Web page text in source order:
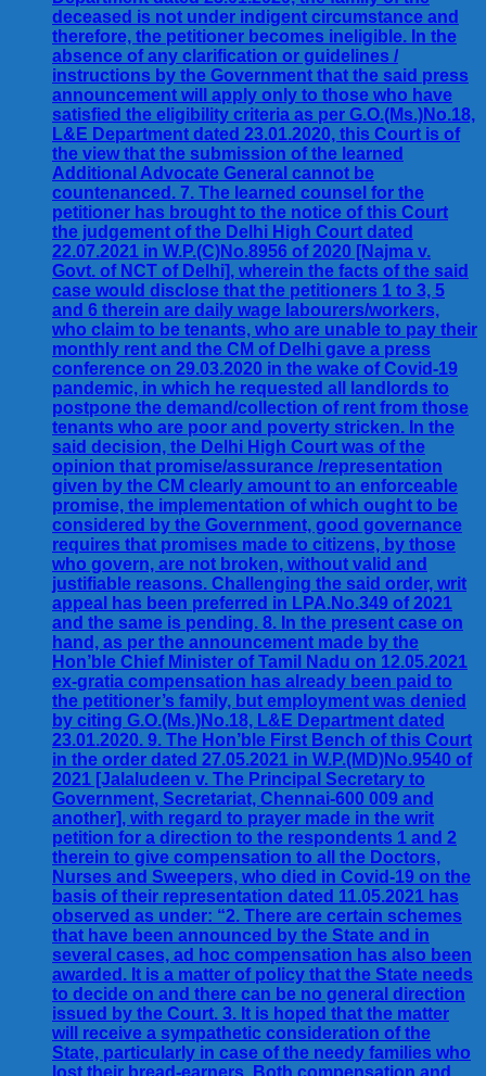
deceased is not under indigent circumstance and
therefore, the petitioner becomes ineligible. In the
absence of any clarification or guidelines /
instructions by the Government that the said press
announcement will apply only to those who have
satisfied the eligibility criteria as per G.O.(Ms.)No.18,
L&E Department dated 23.01.2020, this Court is of
the view that the submission of the learned
Additional Advocate General cannot be
countenanced. 7. The learned counsel for the
petitioner has brought to the notice of this Court
the judgement of the Delhi High Court dated
22.07.2021 in W.P.(C)No.8956 of 2020 [Najma v.
Govt. of NCT of Delhi], wherein the facts of the said
case would disclose that the petitioners 1 to 3, 5
and 6 therein are daily wage labourers/workers,
who claim to be tenants, who are unable to pay their
monthly rent and the CM of Delhi gave a press
conference on 29.03.2020 in the wake of Covid-19
pandemic, in which he requested all landlords to
postpone the demand/collection of rent from those
tenants who are poor and poverty stricken. In the
said decision, the Delhi High Court was of the
opinion that promise/assurance /representation
given by the CM clearly amount to an enforceable
promise, the implementation of which ought to be
considered by the Government, good governance
requires that promises made to citizens, by those
who govern, are not broken, without valid and
justifiable reasons. Challenging the said order, writ
appeal has been preferred in LPA.No.349 of 2021
and the same is pending. 8. In the present case on
hand, as per the announcement made by the
Hon’ble Chief Minister of Tamil Nadu on 12.05.2021
ex-gratia compensation has already been paid to
the petitioner’s family, but employment was denied
by citing G.O.(Ms.)No.18, L&E Department dated
23.01.2020. 9. The Hon’ble First Bench of this Court
in the order dated 27.05.2021 in W.P.(MD)No.9540 of
2021 [Jalaludeen v. The Principal Secretary to
Government, Secretariat, Chennai-600 009 and
another], with regard to prayer made in the writ
petition for a direction to the respondents 1 and 2
therein to give compensation to all the Doctors,
Nurses and Sweepers, who died in Covid-19 on the
basis of their representation dated 11.05.2021 has
observed as under: “2. There are certain schemes
that have been announced by the State and in
several cases, ad hoc compensation has also been
awarded. It is a matter of policy that the State needs
to decide on and there can be no general direction
issued by the Court. 3. It is hoped that the matter
will receive a sympathetic consideration of the
State, particularly in case of the needy families who